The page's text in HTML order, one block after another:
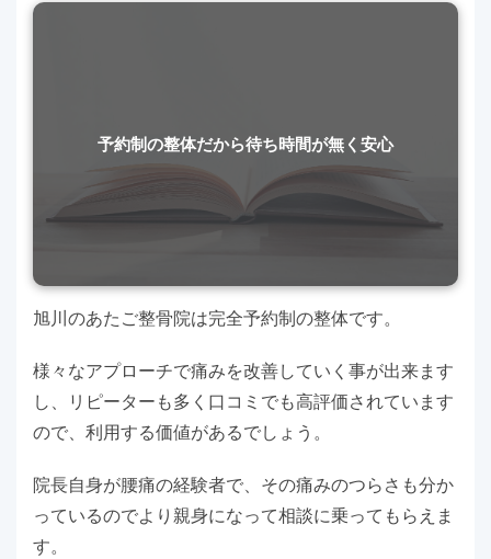
予約制の整体だから待ち時間が無く安心
旭川のあたご整骨院は完全予約制の整体です。
様々なアプローチで痛みを改善していく事が出来ます
し、リピーターも多く口コミでも高評価されています
ので、利用する価値があるでしょう。
院長自身が腰痛の経験者で、その痛みのつらさも分か
っているのでより親身になって相談に乗ってもらえま
す。